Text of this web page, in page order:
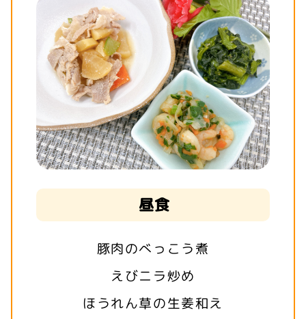
昼食
豚肉のべっこう煮
えびニラ炒め
ほうれん草の生姜和え